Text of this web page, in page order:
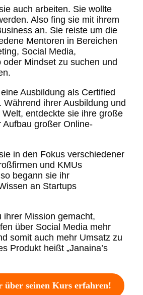
auch arbeiten. Sie wollte
Also fing sie mit ihrem
an. Sie reiste um die
Mentoren in Bereichen
Social Media,
oder Mindset zu suchen und
Ausbildung als Certified
Während ihrer Ausbildung und
entdeckte sie ihre große
Aufbau großer Online-
in den Fokus verschiedener
und KMUs
begann sie ihr
an Startups
ihrer Mission gemacht,
über Social Media mehr
somit auch mehr Umsatz zu
Produkt heißt „Janaina’s
über seinen Kurs erfahren!